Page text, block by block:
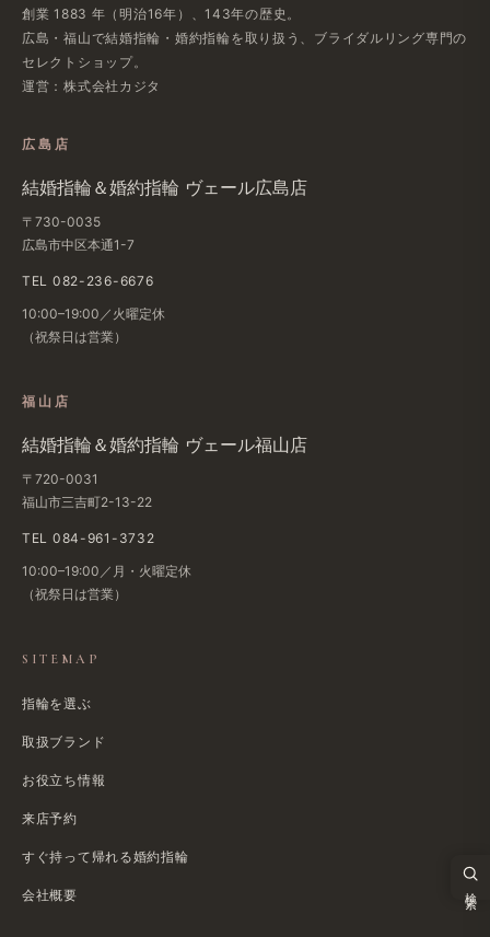
創業 1883 年​（明治16年）、​143年の​歴史。
広島・福山で​結婚指輪・婚約指輪を​取り扱う、​ブライダルリング専門の​
セレクトショップ。
運営：株式会社カジタ
広島店
結婚​指輪＆婚約指輪 ヴェール​広島店
〒730-0035
広島市中区本通1-7
TEL 082-236-6676
10:00–19:00／火曜定休
（祝祭日は​営業）
福山店
結婚​指輪＆婚約指輪 ヴェール福山店
〒720-0031
福山市三吉町2-13-22
TEL 084-961-3732
10:00–19:00／月・火曜定休
（祝祭日は​営業）
SITEMAP
指輪を選ぶ
取扱ブランド
お役立ち情報
来店予約
すぐ​持って帰れる​婚約指輪
会社概要